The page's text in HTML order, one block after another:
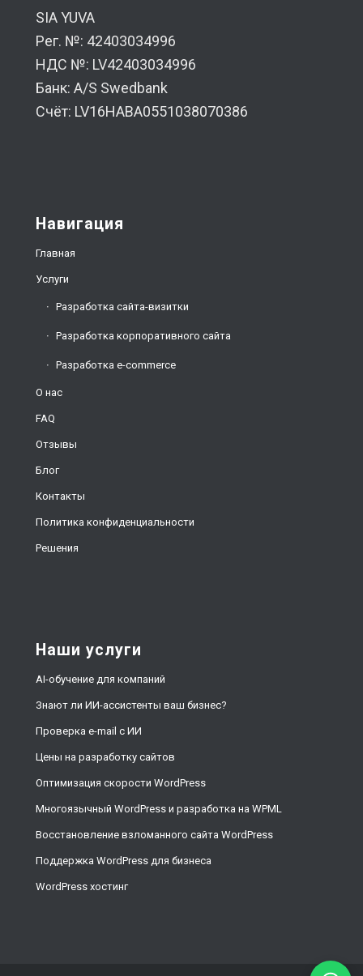
SIA YUVA
Рег. №: 42403034996
НДС №: LV42403034996
Банк: A/S Swedbank
Счёт: LV16HABA0551038070386
Навигация
Главная
Услуги
Разработка сайта-визитки
Разработка корпоративного сайта
Разработка e-commerce
О нас
FAQ
Отзывы
Блог
Контакты
Политика конфиденциальности
Решения
Наши услуги
AI-обучение для компаний
Знают ли ИИ-ассистенты ваш бизнес?
Проверка e-mail с ИИ
Цены на разработку сайтов
Оптимизация скорости WordPress
Многоязычный WordPress и разработка на WPML
Восстановление взломанного сайта WordPress
Поддержка WordPress для бизнеса
WordPress хостинг